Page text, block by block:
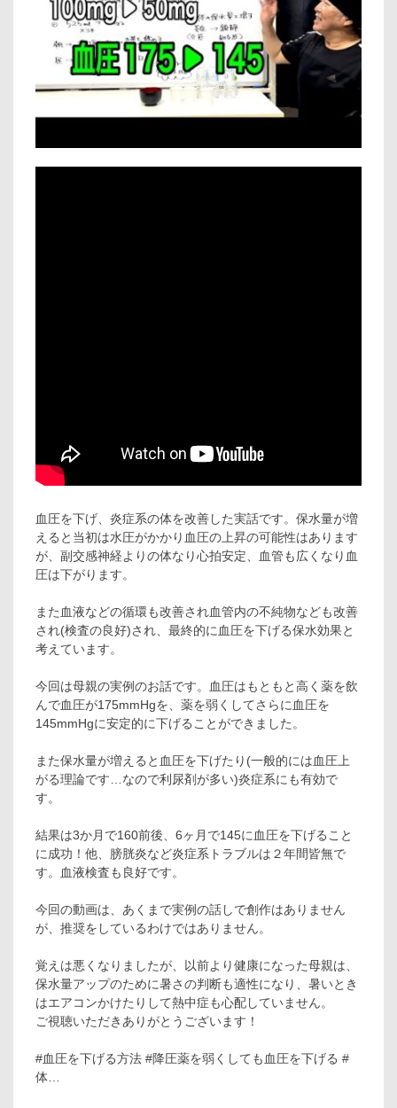
血圧を下げ、炎症系の体を改善した実話です。保水量が増
えると当初は水圧がかかり血圧の上昇の可能性はあります
が、副交感神経よりの体なり心拍安定、血管も広くなり血
圧は下がります。
また血液などの循環も改善され血管内の不純物なども改善
され(検査の良好)され、最終的に血圧を下げる保水効果と
考えています。
今回は母親の実例のお話です。血圧はもともと高く薬を飲
んで血圧が175mmHgを、薬を弱くしてさらに血圧を
145mmHgに安定的に下げることができました。
また保水量が増えると血圧を下げたり(一般的には血圧上
がる理論です…なので利尿剤が多い)炎症系にも有効で
す。
結果は3か月で160前後、6ヶ月で145に血圧を下げること
に成功！他、膀胱炎など炎症系トラブルは２年間皆無で
す。血液検査も良好です。
今回の動画は、あくまで実例の話しで創作はありません
が、推奨をしているわけではありません。
覚えは悪くなりましたが、以前より健康になった母親は、
保水量アップのために暑さの判断も適性になり、暑いとき
はエアコンかけたりして熱中症も心配していません。
ご視聴いただきありがとうございます！
#血圧を下げる方法 #降圧薬を弱くしても血圧を下げる #
体…